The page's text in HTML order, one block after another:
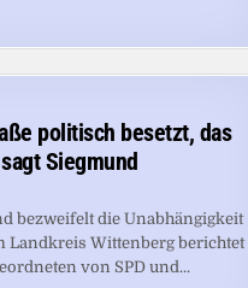
politisch besetzt, das
Siegmund
bezweifelt die Unabhängigkeit
Landkreis Wittenberg berichtet
von SPD und...